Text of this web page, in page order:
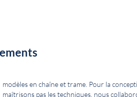
modèles en chaîne et trame. Pour la
maîtrisons pas les techniques, nous